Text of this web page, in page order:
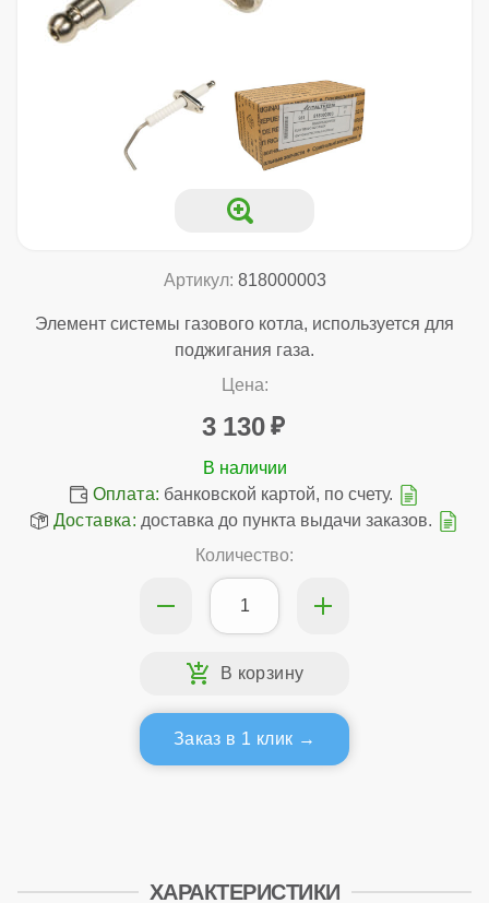
Артикул: 818000003
Элемент системы газового котла, используется для
поджигания газа.
Цена:
3 130
Оплата: банковской картой, по счету.
Доставка: доставка до пункта выдачи заказов.
Количество:
Заказ в 1 клик
ХАРАКТЕРИСТИКИ